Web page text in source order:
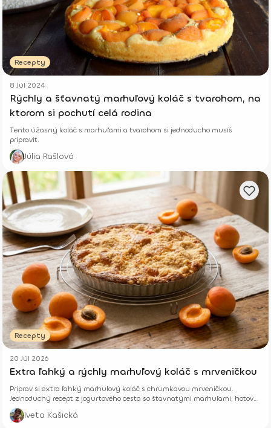
Recepty
8 Júl 2024
Rýchly a šťavnatý marhuľový koláč s tvarohom, na
ktorom si pochutí celá rodina
Tento úžasný koláč s marhuľami a tvarohom si jednoducho musíš
pripraviť.
Júlia Rašlová
Recepty
20 Júl 2026
Extra ľahký a rýchly marhuľový koláč s mrveničkou
Priprav si extra ľahký marhuľový koláč s chrumkavou mrveničkou.
Jednoduchý recept z jogurtového cesta so šťavnatými marhuľami, hotový
z pár surovín.
Iveta Kašická